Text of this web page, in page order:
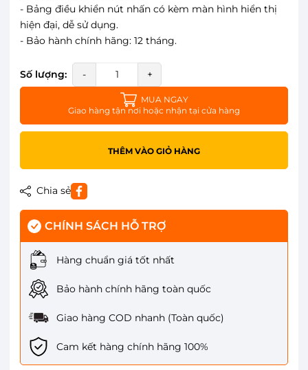
- Bảng điều khiển nút nhấn có kèm màn hình hiển thị
hiện đại, dễ sử dụng.
- Bảo hành chính hãng: 12 tháng.
Số lượng: - +
MUA NGAY
Giao hàng tận nơi hoặc nhận tại cửa hàng
THÊM VÀO GIỎ HÀNG
Chia sẻ
CHÍNH SÁCH HỖ TRỢ
Hàng chuẩn giá tốt nhất
Bảo hành chính hãng toàn quốc
Giao hàng COD nhanh (Toàn quốc)
Cam kết hàng chính hãng 100%